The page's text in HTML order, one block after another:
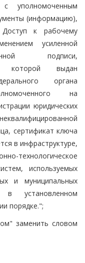
с уполномоченным
(информацию),
к рабочему
усиленной
подписи,
которой выдан
органа
на
юридических
сертификат ключа
в инфраструктуре,
технологическое
используемых
и муниципальных
установленном
порядке.";
заменить словом